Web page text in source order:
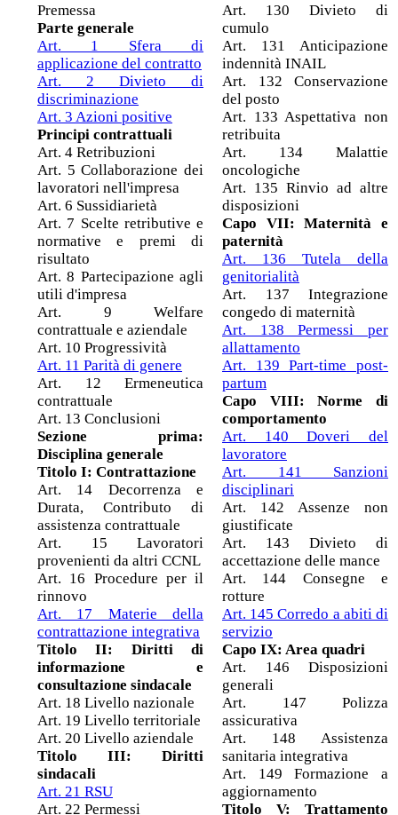
Premessa
Parte generale
Art. 1 Sfera di
applicazione del contratto
Art. 2 Divieto di
discriminazione
Art. 3 Azioni positive
Principi contrattuali
Art. 4 Retribuzioni
Art. 5 Collaborazione dei
lavoratori nell'impresa
Art. 6 Sussidiarietà
Art. 7 Scelte retributive e
normative e premi di
risultato
Art. 8 Partecipazione agli
utili d'impresa
Art. 9 Welfare
contrattuale e aziendale
Art. 10 Progressività
Art. 11 Parità di genere
Art. 12 Ermeneutica
contrattuale
Art. 13 Conclusioni
Sezione prima:
Disciplina generale
Titolo I: Contrattazione
Art. 14 Decorrenza e
Durata, Contributo di
assistenza contrattuale
Art. 15 Lavoratori
provenienti da altri CCNL
Art. 16 Procedure per il
rinnovo
Art. 17 Materie della
contrattazione integrativa
Titolo II: Diritti di
informazione e
consultazione sindacale
Art. 18 Livello nazionale
Art. 19 Livello territoriale
Art. 20 Livello aziendale
Titolo III: Diritti
sindacali
Art. 21 RSU
Art. 22 Permessi
Art. 130 Divieto di
cumulo
Art. 131 Anticipazione
indennità INAIL
Art. 132 Conservazione
del posto
Art. 133 Aspettativa non
retribuita
Art. 134 Malattie
oncologiche
Art. 135 Rinvio ad altre
disposizioni
Capo VII: Maternità e
paternità
Art. 136 Tutela della
genitorialità
Art. 137 Integrazione
congedo di maternità
Art. 138 Permessi per
allattamento
Art. 139 Part-time post-
partum
Capo VIII: Norme di
comportamento
Art. 140 Doveri del
lavoratore
Art. 141 Sanzioni
disciplinari
Art. 142 Assenze non
giustificate
Art. 143 Divieto di
accettazione delle mance
Art. 144 Consegne e
rotture
Art. 145 Corredo a abiti di
servizio
Capo IX: Area quadri
Art. 146 Disposizioni
generali
Art. 147 Polizza
assicurativa
Art. 148 Assistenza
sanitaria integrativa
Art. 149 Formazione a
aggiornamento
Titolo V: Trattamento